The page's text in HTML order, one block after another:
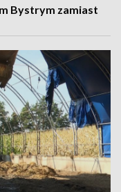
Bystrym zamiast